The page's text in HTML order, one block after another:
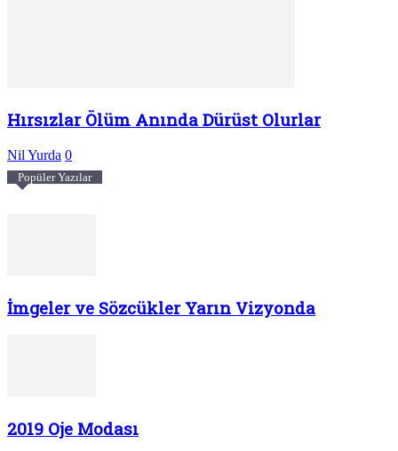
Hırsızlar Ölüm Anında Dürüst Olurlar
Nil Yurda 0
Popüler Yazılar
İmgeler ve Sözcükler Yarın Vizyonda
2019 Oje Modası